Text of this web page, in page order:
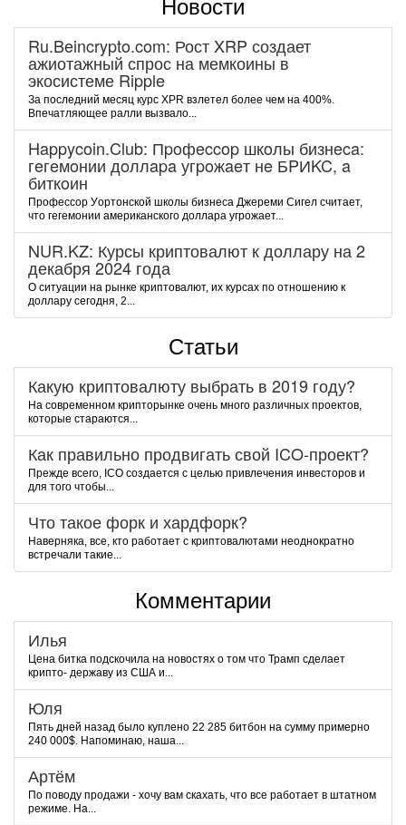
Новости
Ru.Beincrypto.com: Рост XRP создает
ажиотажный спрос на мемкоины в
экосистеме Ripple
За последний месяц курс XPR взлетел более чем на 400%.
Впечатляющее ралли вызвало...
Happycoin.Club: Пpoфeccop шкoлы бизнeca:
гeгeмoнии дoллapa угpoжaeт нe БPИKC, a
биткoин
Пpoфeccop Уopтoнcкoй шкoлы бизнeca Джepeми Cигeл cчитaeт,
чтo гeгeмoнии aмepикaнcкoгo дoллapa угpoжaeт...
NUR.KZ: Курсы криптовалют к доллару на 2
декабря 2024 года
О ситуации на рынке криптовалют, их курсах по отношению к
доллару сегодня, 2...
Статьи
Какую криптовалюту выбрать в 2019 году?
На современном крипторынке очень много различных проектов,
которые стараются...
Как правильно продвигать свой ICO-проект?
Прежде всего, ICO создается с целью привлечения инвесторов и
для того чтобы...
Что такое форк и хардфорк?
Наверняка, все, кто работает с криптовалютами неоднократно
встречали такие...
Комментарии
Илья
Цена битка подскочила на новостях о том что Трамп сделает
крипто- державу из США и...
Юля
Пять дней назад было куплено 22 285 битбон на сумму примерно
240 000$. Напоминаю, наша...
Артём
По поводу продажи - хочу вам скахать, что все работает в штатном
режиме. На...